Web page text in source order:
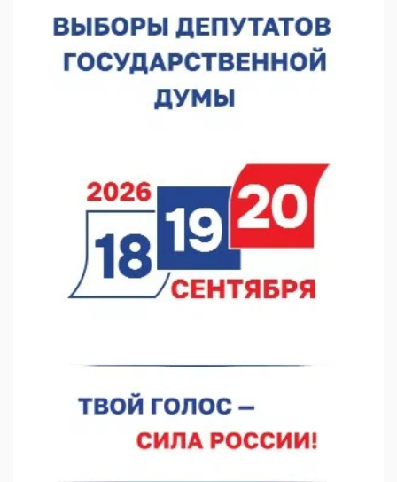
В регионе направят 10 млн рублей участникам «СВОё дело»
05.08.2026 18:13
В Нижнем Новгороде чествовали ветеранов-строителей